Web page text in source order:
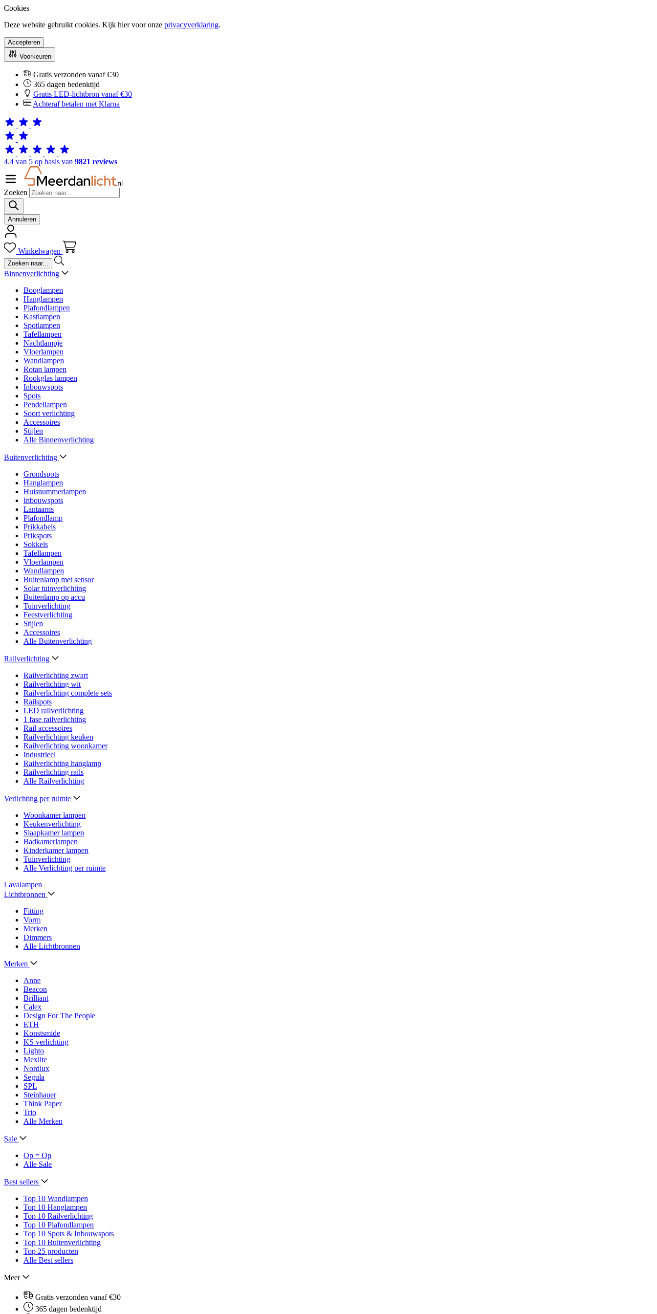
Cookies
Deze website gebruikt cookies. Kijk hier voor onze privacyverklaring.
Accepteren
Voorkeuren
Gratis verzonden vanaf €30
365 dagen bedenktijd
Gratis LED-lichtbron vanaf €30
Achteraf betalen met Klarna
4.4 van 5 op basis van 9821 reviews
Zoeken
Annuleren
Winkelwagen
Binnenverlichting
Booglampen
Hanglampen
Plafondlampen
Kastlampen
Spotlampen
Tafellampen
Nachtlampje
Vloerlampen
Wandlampen
Rotan lampen
Rookglas lampen
Inbouwspots
Spots
Pendellampen
Soort verlichting
Accessoires
Stijlen
Alle Binnenverlichting
Buitenverlichting
Grondspots
Hanglampen
Huisnummerlampen
Inbouwspots
Lantaarns
Plafondlamp
Prikkabels
Prikspots
Sokkels
Tafellampen
Vloerlampen
Wandlampen
Buitenlamp met sensor
Solar tuinverlichting
Buitenlamp op accu
Tuinverlichting
Feestverlichting
Stijlen
Accessoires
Alle Buitenverlichting
Railverlichting
Railverlichting zwart
Railverlichting wit
Railverlichting complete sets
Railspots
LED railverlichting
1 fase railverlichting
Rail accessoires
Railverlichting keuken
Railverlichting woonkamer
Industrieel
Railverlichting hanglamp
Railverlichting rails
Alle Railverlichting
Verlichting per ruimte
Woonkamer lampen
Keukenverlichting
Slaapkamer lampen
Badkamerlampen
Kinderkamer lampen
Tuinverlichting
Alle Verlichting per ruimte
Lavalampen
Lichtbronnen
Fitting
Vorm
Merken
Dimmers
Alle Lichtbronnen
Merken
Anne
Beacon
Brilliant
Calex
Design For The People
ETH
Konstsmide
KS verlichting
Lighto
Mexlite
Nordlux
Segula
SPL
Steinhauer
Think Paper
Trio
Alle Merken
Sale
Op = Op
Alle Sale
Best sellers
Top 10 Wandlampen
Top 10 Hanglampen
Top 10 Railverlichting
Top 10 Plafondlampen
Top 10 Spots & Inbouwspots
Top 10 Buitenverlichting
Top 25 producten
Alle Best sellers
Meer
Gratis verzonden vanaf €30
365 dagen bedenktijd